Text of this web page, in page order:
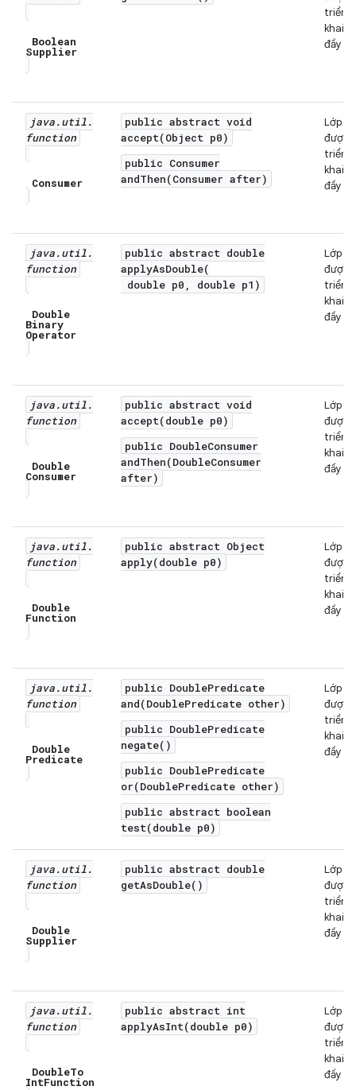
Boolean
Supplier
triển
khai
đầy
java.util.
function
Consumer
public abstract void
accept(Object p0)
public Consumer
andThen(Consumer after)
Lớp
được
triển
khai
đầy
java.util.
function
Double
Binary
Operator
public abstract double
applyAsDouble(
double p0, double p1)
Lớp
được
triển
khai
đầy
java.util.
function
Double
Consumer
public abstract void
accept(double p0)
public DoubleConsumer
andThen(DoubleConsumer
after)
Lớp
được
triển
khai
đầy
java.util.
function
Double
Function
public abstract Object
apply(double p0)
Lớp
được
triển
khai
đầy
java.util.
function
Double
Predicate
public DoublePredicate
and(DoublePredicate other)
public DoublePredicate
negate()
public DoublePredicate
or(DoublePredicate other)
public abstract boolean
test(double p0)
Lớp
được
triển
khai
đầy
java.util.
function
Double
Supplier
public abstract double
getAsDouble()
Lớp
được
triển
khai
đầy
java.util.
function
DoubleTo
IntFunction
public abstract int
applyAsInt(double p0)
Lớp
được
triển
khai
đầy